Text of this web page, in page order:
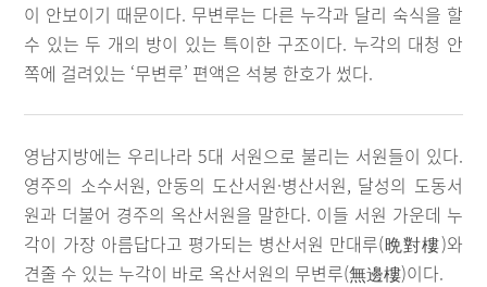
이 안보이기 때문이다. 무변루는 다른 누각과 달리 숙식을 할
수 있는 두 개의 방이 있는 특이한 구조이다. 누각의 대청 안
쪽에 걸려있는 ‘무변루’ 편액은 석봉 한호가 썼다.
영남지방에는 우리나라 5대 서원으로 불리는 서원들이 있다.
영주의 소수서원, 안동의 도산서원·병산서원, 달성의 도동서
원과 더불어 경주의 옥산서원을 말한다. 이들 서원 가운데 누
각이 가장 아름답다고 평가되는 병산서원 만대루(晩對樓)와
견줄 수 있는 누각이 바로 옥산서원의 무변루(無邊樓)이다.